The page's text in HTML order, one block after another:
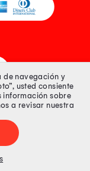
Todos los derechos
online publicados
de navegación y
usted consiente
información sobre
a revisar nuestra